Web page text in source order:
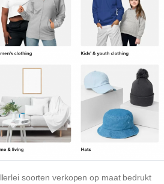
soorten verkopenop maat bedrukt